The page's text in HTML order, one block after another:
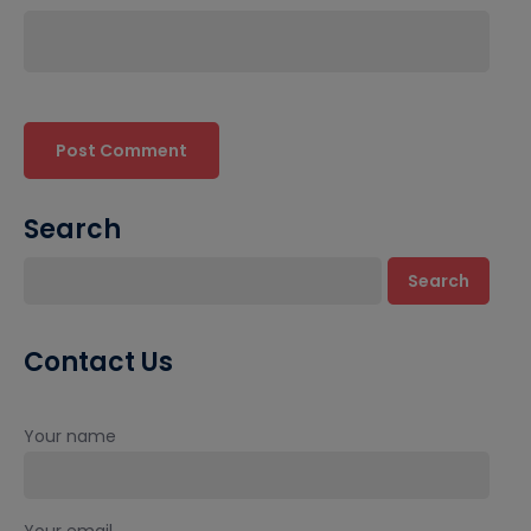
Search
Search
Contact Us
Your name